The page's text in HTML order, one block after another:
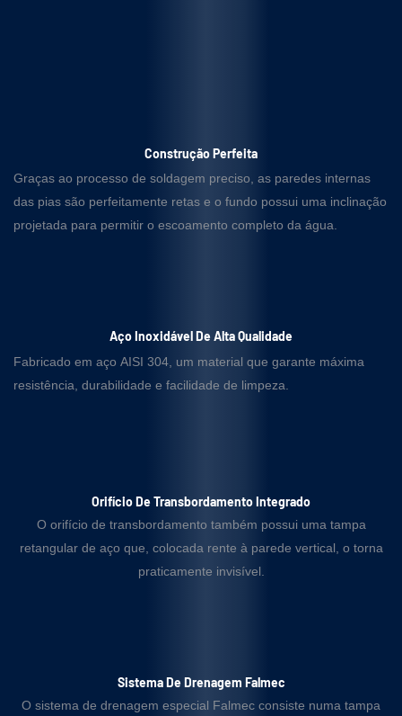
Construção Perfeita
Graças ao processo de soldagem preciso, as paredes internas
das pias são perfeitamente retas e o fundo possui uma inclinação
projetada para permitir o escoamento completo da água.
Aço Inoxidável De Alta Qualidade
Fabricado em aço AISI 304, um material que garante máxima
resistência, durabilidade e facilidade de limpeza.
Orifício De Transbordamento Integrado
O orifício de transbordamento também possui uma tampa
retangular de aço que, colocada rente à parede vertical, o torna
praticamente invisível.
Sistema De Drenagem Falmec
O sistema de drenagem especial Falmec consiste numa tampa